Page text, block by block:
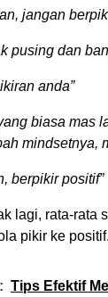
jangan
pusing dan
anda”
biasa mas
mindsetnya,
berpikir positif”
lagi, rata-rata
pikir ke positif.
Tips Efektif